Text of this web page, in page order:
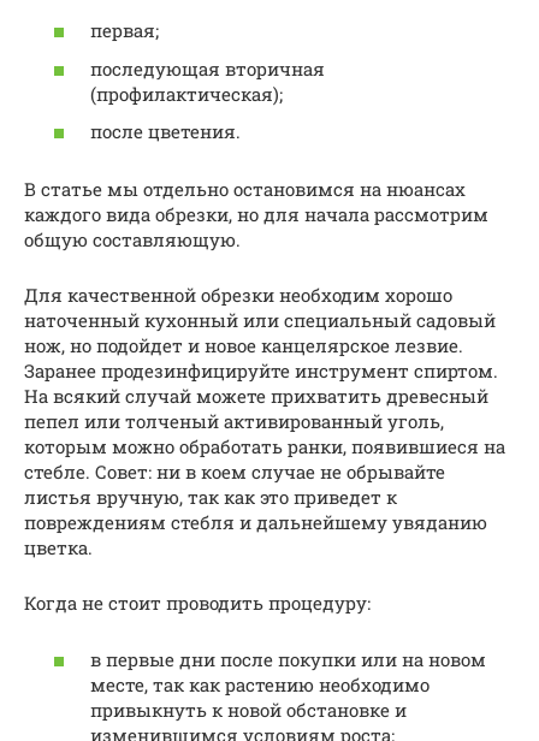
первая;
последующая вторичная
(профилактическая);
после цветения.
В статье мы отдельно остановимся на нюансах
каждого вида обрезки, но для начала рассмотрим
общую составляющую.
Для качественной обрезки необходим хорошо
наточенный кухонный или специальный садовый
нож, но подойдет и новое канцелярское лезвие.
Заранее продезинфицируйте инструмент спиртом.
На всякий случай можете прихватить древесный
пепел или толченый активированный уголь,
которым можно обработать ранки, появившиеся на
стебле. Совет: ни в коем случае не обрывайте
листья вручную, так как это приведет к
повреждениям стебля и дальнейшему увяданию
цветка.
Когда не стоит проводить процедуру:
в первые дни после покупки или на новом
месте, так как растению необходимо
привыкнуть к новой обстановке и
изменившимся условиям роста;